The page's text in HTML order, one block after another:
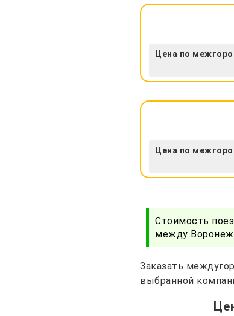
Цена по
Цена по
Стоимость
между Воронеж
Заказать
выбранной